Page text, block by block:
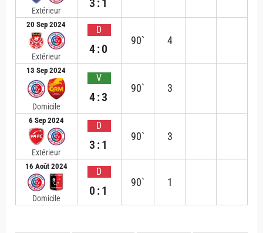
Extérieur
3:1
20 Sep 2024
Extérieur
D
4:0
90` 4
13 Sep 2024
Domicile
V
4:3
90` 3
6 Sep 2024
Extérieur
D
3:1
90` 3
16 Août 2024
Domicile
D
0:1
90` 1